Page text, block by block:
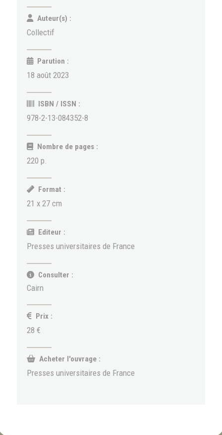
Auteur(s) :
Collectif
Parution :
18 août 2023
ISBN / ISSN :
978-2-13-084352-8
Nombre de pages :
220 p.
Format :
21 x 27 cm
Editeur :
Presses universitaires de France
Consulter :
Cairn
Prix :
28 €
Acheter l'ouvrage :
Presses universitaires de France